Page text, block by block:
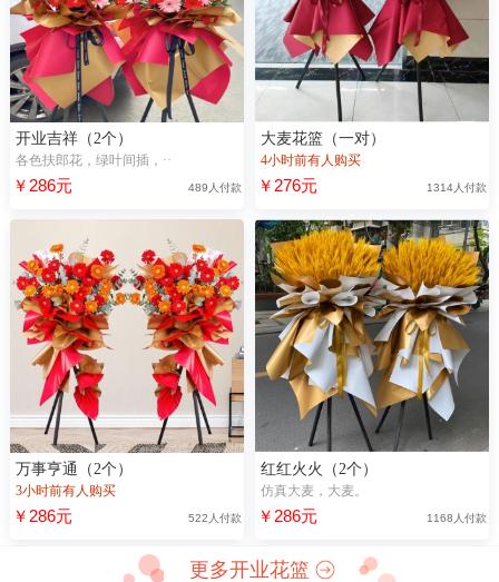
开业吉祥（2个）
各色扶郎花，绿叶间插，··
￥286元 489人付款
大麦花篮（一对）
4小时前有人购买
￥276元 1314人付款
万事亨通（2个）
3小时前有人购买
￥286元 522人付款
红红火火（2个）
仿真大麦，大麦。
￥286元 1168人付款
更多开业花篮